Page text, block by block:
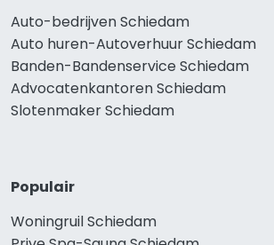
Auto-bedrijven Schiedam
Auto huren-Autoverhuur Schiedam
Banden-Bandenservice Schiedam
Advocatenkantoren Schiedam
Slotenmaker Schiedam
Populair
Woningruil Schiedam